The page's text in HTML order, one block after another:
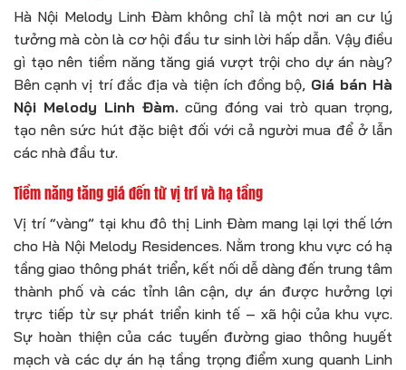
Hà Nội Melody Linh Đàm không chỉ là một nơi an cư lý
tưởng mà còn là cơ hội đầu tư sinh lời hấp dẫn. Vậy điều
gì tạo nên tiềm năng tăng giá vượt trội cho dự án này?
Bên cạnh vị trí đắc địa và tiện ích đồng bộ, Giá bán Hà
Nội Melody Linh Đàm. cũng đóng vai trò quan trọng,
tạo nên sức hút đặc biệt đối với cả người mua để ở lẫn
các nhà đầu tư.
Tiềm năng tăng giá đến từ vị trí và hạ tầng
Vị trí “vàng” tại khu đô thị Linh Đàm mang lại lợi thế lớn
cho Hà Nội Melody Residences. Nằm trong khu vực có hạ
tầng giao thông phát triển, kết nối dễ dàng đến trung tâm
thành phố và các tỉnh lân cận, dự án được hưởng lợi
trực tiếp từ sự phát triển kinh tế – xã hội của khu vực.
Sự hoàn thiện của các tuyến đường giao thông huyết
mạch và các dự án hạ tầng trọng điểm xung quanh Linh